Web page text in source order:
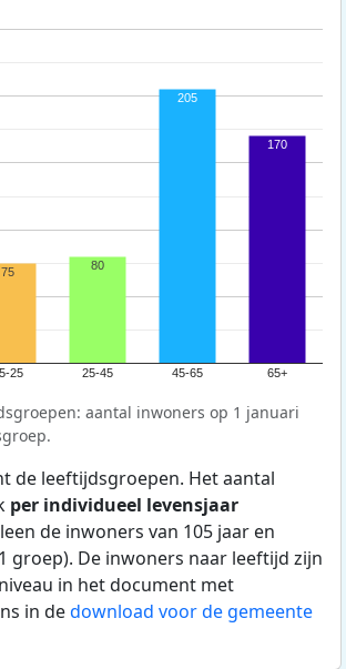
25 25-45 45-65 65+
75 80
205
170
aantal inwoners op 1 januari
de leeftijdsgroepen. Het aantal
per individueel levensjaar
de inwoners van 105 jaar en
groep). De inwoners naar leeftijd zijn
in het document met
in dedownload voor de gemeente